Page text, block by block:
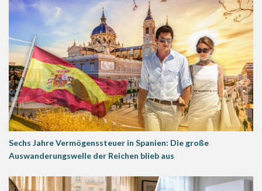
Sechs Jahre Vermögenssteuer in Spanien: Die große
Auswanderungswelle der Reichen blieb aus